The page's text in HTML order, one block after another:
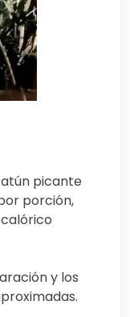
picante
porción,
y los